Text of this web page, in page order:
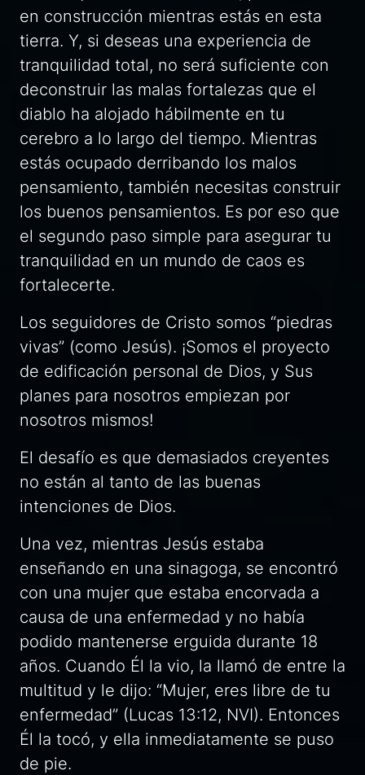
en construcción mientras estás en esta
tierra. Y, si deseas una experiencia de
tranquilidad total, no será suficiente con
deconstruir las malas fortalezas que el
diablo ha alojado hábilmente en tu
cerebro a lo largo del tiempo. Mientras
estás ocupado derribando los malos
pensamiento, también necesitas construir
los buenos pensamientos. Es por eso que
el segundo paso simple para asegurar tu
tranquilidad en un mundo de caos es
fortalecerte.
Los seguidores de Cristo somos “piedras
vivas” (como Jesús). ¡Somos el proyecto
de edificación personal de Dios, y Sus
planes para nosotros empiezan por
nosotros mismos!
El desafío es que demasiados creyentes
no están al tanto de las buenas
intenciones de Dios.
Una vez, mientras Jesús estaba
enseñando en una sinagoga, se encontró
con una mujer que estaba encorvada a
causa de una enfermedad y no había
podido mantenerse erguida durante 18
años. Cuando Él la vio, la llamó de entre la
multitud y le dijo: “Mujer, eres libre de tu
enfermedad” (Lucas 13:12, NVI). Entonces
Él la tocó, y ella inmediatamente se puso
de pie.